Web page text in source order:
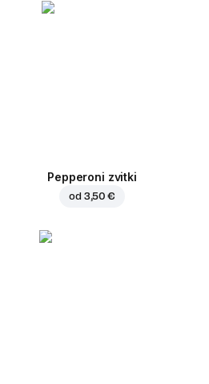
Pepperoni zvitki
od 3,50 €